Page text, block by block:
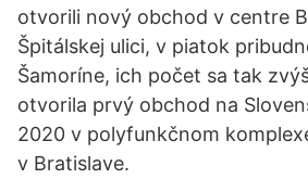
otvorili nový obchod v centre
Špitálskej ulici, v piatok
Šamoríne, ich počet sa tak
otvorila prvý obchod na
2020 v polyfunkčnom
v Bratislave.